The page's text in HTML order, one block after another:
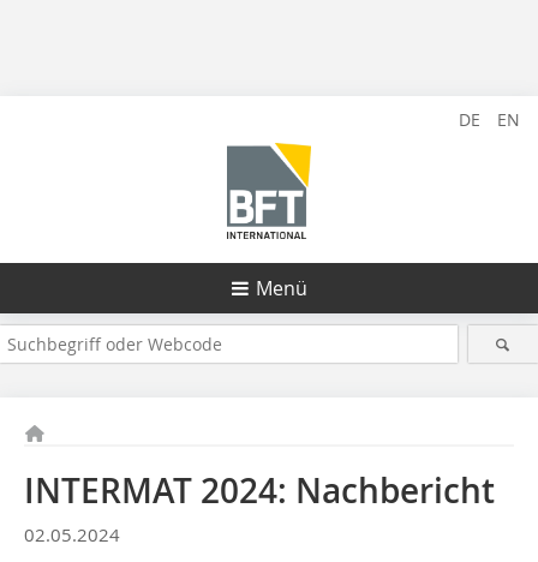
DE EN
Menü
INTERMAT 2024: Nachbericht
02.05.2024